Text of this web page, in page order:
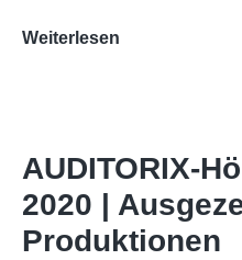
Weiterlesen
Funkhaus
Köln
AUDITORIX-
2020 |
Produktionen